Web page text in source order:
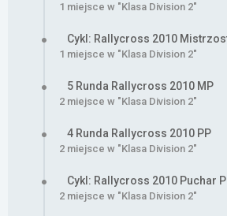
1 miejsce w "Klasa Division 2"
Cykl: Rallycross 2010
1 miejsce w "Klasa Division 2"
5 Runda Rallycross 2010 MP
2 miejsce w "Klasa Division 2"
4 Runda Rallycross 2010 PP
2 miejsce w "Klasa Division 2"
Cykl: Rallycross 2010 Puchar
2 miejsce w "Klasa Division 2"